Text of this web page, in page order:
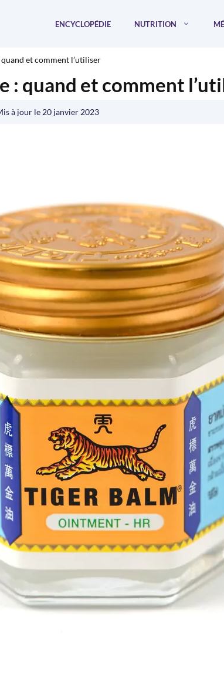
ENCYCLOPÉDIE NUTRITION
et comment l’utiliser
: quand et comment
à jour le 20 janvier 2023